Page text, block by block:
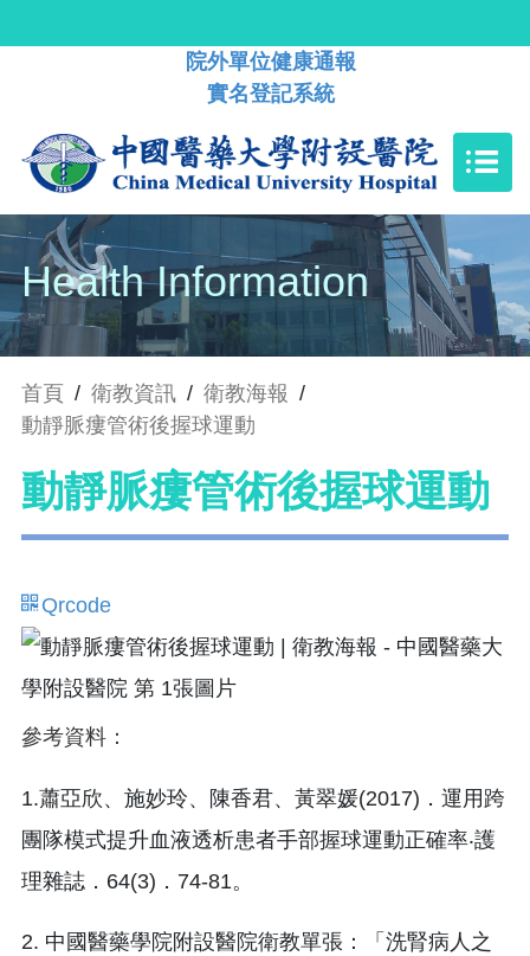
院外單位健康通報
實名登記系統
Health Information
首頁 / 衛教資訊 / 衛教海報 /
動靜脈瘻管術後握球運動
動靜脈瘻管術後握球運動
Qrcode
參考資料：
1.蕭亞欣、施妙玲、陳香君、黃翠媛(2017)．運用跨
團隊模式提升血液透析患者手部握球運動正確率‧護
理雜誌．64(3)．74-81。
2. 中國醫藥學院附設醫院衛教單張：「洗腎病人之